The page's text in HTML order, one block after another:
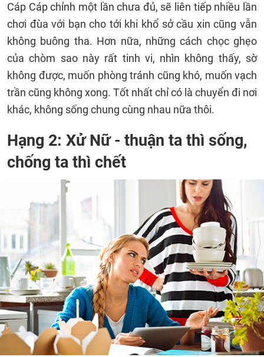
Cáp Cáp chỉnh một lần chưa đủ, sẽ liên tiếp nhiều lần
chơi đùa với bạn cho tới khi khổ sở cầu xin cũng vẫn
không buông tha. Hơn nữa, những cách chọc ghẹo
của chòm sao này rất tinh vi, nhìn không thấy, sờ
không được, muốn phòng tránh cũng khó, muốn vạch
trần cũng không xong. Tốt nhất chỉ có là chuyển đi nơi
khác, không sống chung cùng nhau nữa thôi.
Hạng 2: Xử Nữ - thuận ta thì sống,
chống ta thì chết